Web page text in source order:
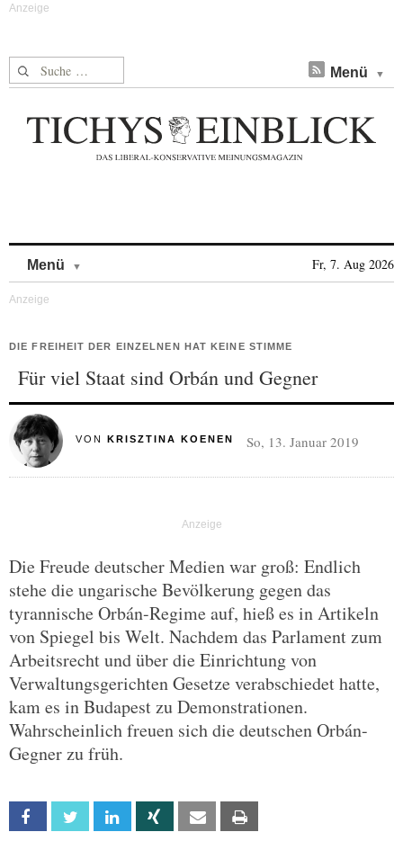
Suche nach: Menü
Menü Fr, 7. Aug 2026
DIE FREIHEIT DER EINZELNEN HAT KEINE STIMME
Für viel Staat sind Orbán und Gegner
VON KRISZTINA KOENEN So, 13. Januar 2019
Die Freude deutscher Medien war groß: Endlich
stehe die ungarische Bevölkerung gegen das
tyrannische Orbán-Regime auf, hieß es in Artikeln
von Spiegel bis Welt. Nachdem das Parlament zum
Arbeitsrecht und über die Einrichtung von
Verwaltungsgerichten Gesetze verabschiedet hatte,
kam es in Budapest zu Demonstrationen.
Wahrscheinlich freuen sich die deutschen Orbán-
Gegner zu früh.
Facebook Twitter Linkedin Xing Email